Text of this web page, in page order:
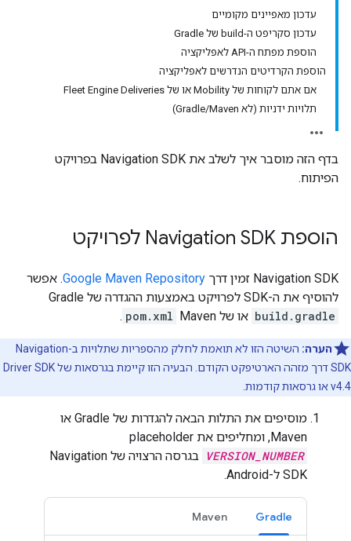
עדכון מאפיינים מקומיים
עדכון סקריפט ה-build של Gradle
הוספת מפתח ה-API לאפליקציה
הוספת הקרדיטים הנדרשים לאפליקציה
אם אתם לקוחות של Mobility או של Fleet Engine Deliveries
תלויות ידניות (לא Gradle/Maven)
בדף הזה מוסבר איך לשלב את Navigation SDK בפרויקט
הפיתוח.
הוספת Navigation SDK לפרויקט
‫Navigation SDK זמין דרך Google Maven Repository. אפשר
להוסיף את ה-SDK לפרויקט באמצעות ההגדרה של Gradle
build.gradle או של Maven pom.xml
.
הערה:
השיטה הזו לא תואמת לחלק מהספריות שתלויות ב-Navigation
SDK דרך מזהה הארטיפקט הקודם. הבעיה הזו קיימת בגרסאות של Driver SDK
v4.4 או גרסאות קודמות.
מוסיפים את התלות הבאה להגדרות של Gradle או
Maven, ומחליפים את placeholder‏
VERSION_NUMBER
בגרסה הרצויה של Navigation
SDK ל-Android.
Gradle
Maven